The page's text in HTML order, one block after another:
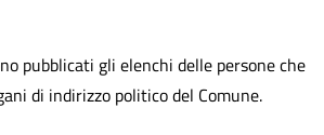
pubblicati gli elenchi delle persone che
di indirizzo politico del Comune.